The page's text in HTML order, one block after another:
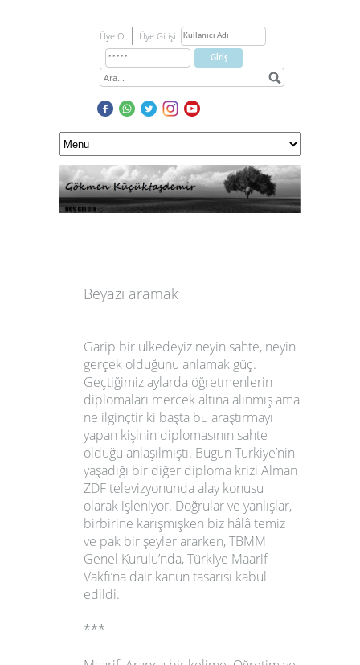
Üye Ol Üye Girişi
Beyazı aramak
Garip bir ülkedeyiz neyin sahte, neyin
gerçek olduğunu anlamak güç.
Geçtiğimiz aylarda öğretmenlerin
diplomaları mercek altına alınmış ama
ne ilginçtir ki başta bu araştırmayı
yapan kişinin diplomasının sahte
olduğu anlaşılmıştı. Bugün Türkiye’nin
yaşadığı bir diğer diploma krizi Alman
ZDF televizyonunda alay konusu
olarak işleniyor. Doğrular ve yanlışlar,
birbirine karışmışken biz hâlâ temiz
ve pak bir şeyler ararken, TBMM
Genel Kurulu’nda, Türkiye Maarif
Vakfı’na dair kanun tasarısı kabul
edildi.
***